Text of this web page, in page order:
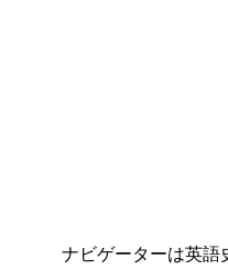
ナビゲーターは英語